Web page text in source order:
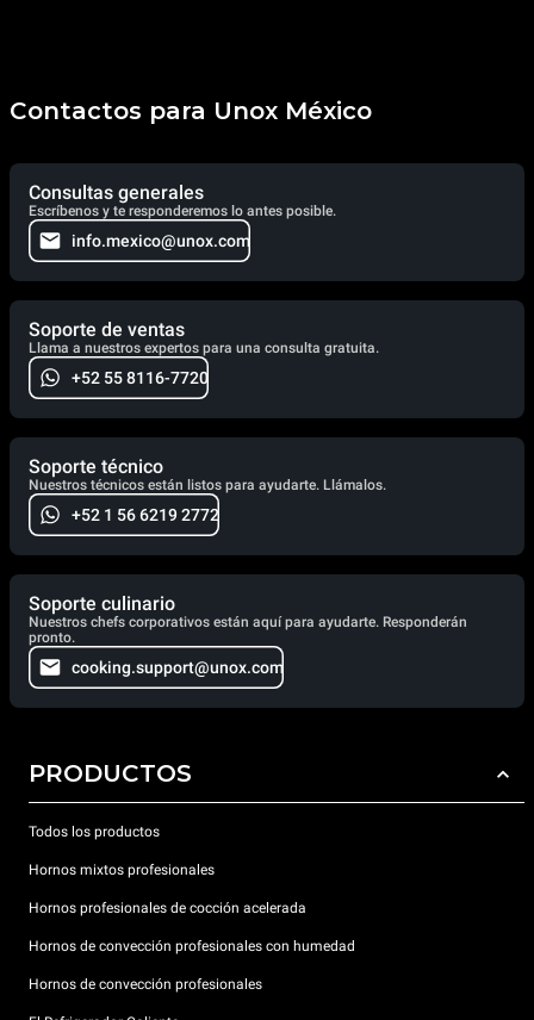
Contactos para Unox México
Consultas generales
Escríbenos y te responderemos lo antes posible.
info.mexico@unox.com
Soporte de ventas
Llama a nuestros expertos para una consulta gratuita.
+52 55 8116-7720
Soporte técnico
Nuestros técnicos están listos para ayudarte. Llámalos.
+52 1 56 6219 2772
Soporte culinario
Nuestros chefs corporativos están aquí para ayudarte. Responderán
pronto.
cooking.support@unox.com
PRODUCTOS
Todos los productos
Hornos mixtos profesionales
Hornos profesionales de cocción acelerada
Hornos de convección profesionales con humedad
Hornos de convección profesionales